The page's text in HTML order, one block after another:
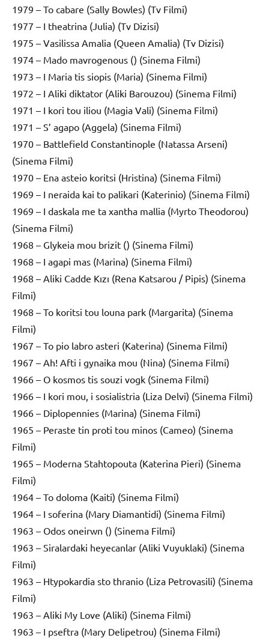
1979 – To cabare (Sally Bowles) (Tv Filmi)
1977 – I theatrina (Julia) (Tv Dizisi)
1975 – Vasilissa Amalia (Queen Amalia) (Tv Dizisi)
1974 – Mado mavrogenous () (Sinema Filmi)
1973 – I Maria tis siopis (Maria) (Sinema Filmi)
1972 – I Aliki diktator (Aliki Barouzou) (Sinema Filmi)
1971 – I kori tou iliou (Magia Vali) (Sinema Filmi)
1971 – S’ agapo (Aggela) (Sinema Filmi)
1970 – Battlefield Constantinople (Natassa Arseni)
(Sinema Filmi)
1970 – Ena asteio koritsi (Hristina) (Sinema Filmi)
1969 – I neraida kai to palikari (Katerinio) (Sinema Filmi)
1969 – I daskala me ta xantha mallia (Myrto Theodorou)
(Sinema Filmi)
1968 – Glykeia mou brizit () (Sinema Filmi)
1968 – I agapi mas (Marina) (Sinema Filmi)
1968 – Aliki Cadde Kızı (Rena Katsarou / Pipis) (Sinema
Filmi)
1968 – To koritsi tou louna park (Margarita) (Sinema
Filmi)
1967 – To pio labro asteri (Katerina) (Sinema Filmi)
1967 – Ah! Afti i gynaika mou (Nina) (Sinema Filmi)
1966 – O kosmos tis souzi vogk (Sinema Filmi)
1966 – I kori mou, i sosialistria (Liza Delvi) (Sinema Filmi)
1966 – Diplopennies (Marina) (Sinema Filmi)
1965 – Peraste tin proti tou minos (Cameo) (Sinema
Filmi)
1965 – Moderna Stahtopouta (Katerina Pieri) (Sinema
Filmi)
1964 – To doloma (Kaiti) (Sinema Filmi)
1964 – I soferina (Mary Diamantidi) (Sinema Filmi)
1963 – Odos oneirwn () (Sinema Filmi)
1963 – Siralardaki heyecanlar (Aliki Vuyuklaki) (Sinema
Filmi)
1963 – Htypokardia sto thranio (Liza Petrovasili) (Sinema
Filmi)
1963 – Aliki My Love (Aliki) (Sinema Filmi)
1963 – I pseftra (Mary Delipetrou) (Sinema Filmi)